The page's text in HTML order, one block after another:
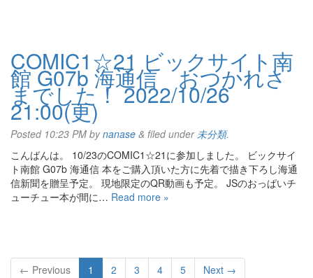
COMIC1☆21 ビックサイト南
館 G07b 海通信 おつかれさ
までした！ 2022/10/26
21:00(更)
Posted 10:23 PM bynanase & filed under未分類.
こんばんは。 10/23のCOMIC1☆21に参加しました。 ビックサイ
ト南館 G07b 海通信 本をご購入頂いた方に先着で描き下ろし海通
信新聞を贈呈予定。 現地限定のQR動画も予定。 JSのおっぱいチ
ューチュー本が間に… Read more »
← Previous 1 2 3 4 5 Next →